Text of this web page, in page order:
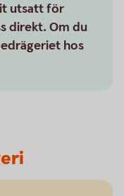
utsatt för
direkt. Om du
hos